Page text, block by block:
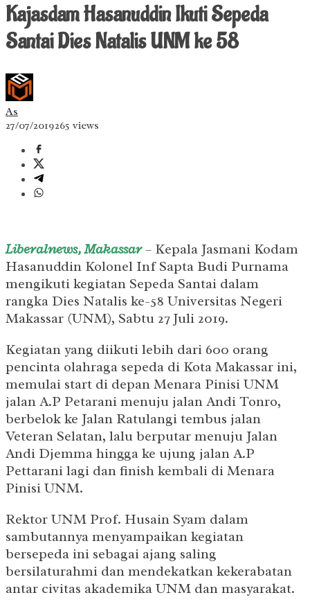
Kajasdam Hasanuddin Ikuti Sepeda
Santai Dies Natalis UNM ke 58
As
27/07/2019265 views
Liberalnews, Makassar– Kepala Jasmani Kodam
Hasanuddin Kolonel Inf Sapta Budi Purnama
mengikuti kegiatan Sepeda Santai dalam
rangka Dies Natalis ke-58 Universitas Negeri
Makassar (UNM), Sabtu 27 Juli 2019.
Kegiatan yang diikuti lebih dari 600 orang
pencinta olahraga sepeda di Kota Makassar ini,
memulai start di depan Menara Pinisi UNM
jalan A.P Petarani menuju jalan Andi Tonro,
berbelok ke Jalan Ratulangi tembus jalan
Veteran Selatan, lalu berputar menuju Jalan
Andi Djemma hingga ke ujung jalan A.P
Pettarani lagi dan finish kembali di Menara
Pinisi UNM.
Rektor UNM Prof. Husain Syam dalam
sambutannya menyampaikan kegiatan
bersepeda ini sebagai ajang saling
bersilaturahmi dan mendekatkan kekerabatan
antar civitas akademika UNM dan masyarakat.